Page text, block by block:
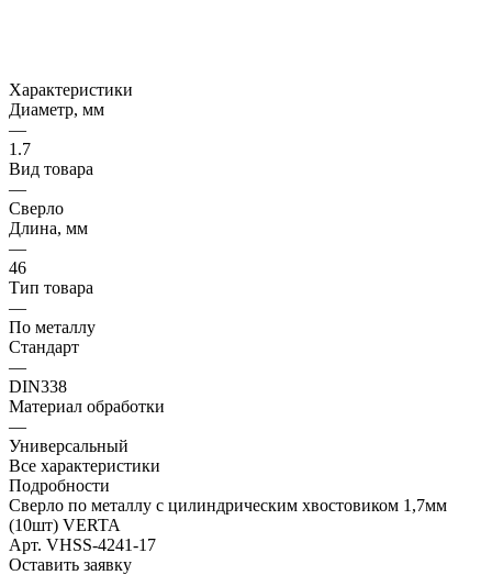
Характеристики
Диаметр, мм
—
1.7
Вид товара
—
Сверло
Длина, мм
—
46
Тип товара
—
По металлу
Стандарт
—
DIN338
Материал обработки
—
Универсальный
Все характеристики
Подробности
Сверло по металлу с цилиндрическим хвостовиком 1,7мм
(10шт) VERTA
Арт. VHSS-4241-17
Оставить заявку